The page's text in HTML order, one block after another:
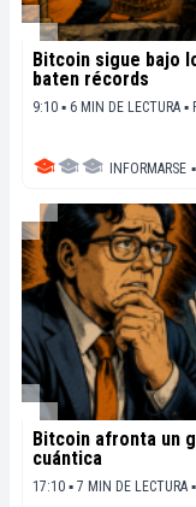
Bitcoin sigue bajo
baten récords
9:10 ▪ 6 MIN DE LECTURA ▪
INFORMARSE ▪
Bitcoin afronta un
cuántica
17:10 ▪ 7 MIN DE LECTURA ▪